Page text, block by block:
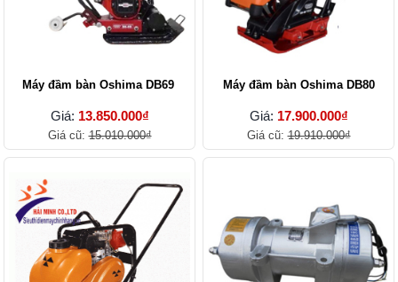
Máy đầm bàn Oshima DB69
Giá: 13.850.000₫
Giá cũ:15.010.000₫
Máy đầm bàn Oshima DB80
Giá: 17.900.000₫
Giá cũ:19.910.000₫